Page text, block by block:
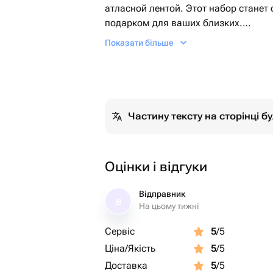
атласной лентой. Этот набор
подарком для ваших близких.
Наш бенто торт и капкейки
украшены атласной лентой. Просто
Показати більше
Частину тексту на сторінці
Оцінки і відгуки
Відправник
На цьому тижні
Сервіс 5/5
Ціна/Якість
5/5
Доставка
5/5